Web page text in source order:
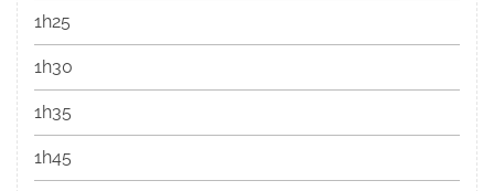
1h25
1h30
1h35
1h45